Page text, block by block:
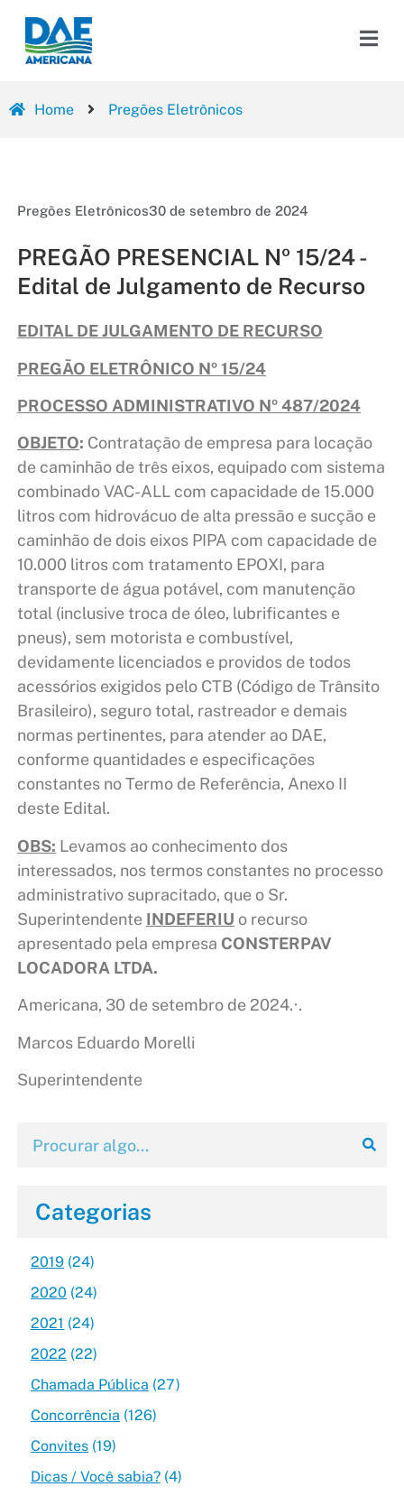
Home Pregões Eletrônicos
Pregões Eletrônicos30 de setembro de 2024
PREGÃO PRESENCIAL Nº 15/24 -
Edital de Julgamento de Recurso
EDITAL DE JULGAMENTO DE RECURSO
PREGÃO ELETRÔNICO Nº 15/24
PROCESSO ADMINISTRATIVO Nº 487/2024
OBJETO: Contratação de empresa para locação
de caminhão de três eixos, equipado com sistema
combinado VAC-ALL com capacidade de 15.000
litros com hidrovácuo de alta pressão e sucção e
caminhão de dois eixos PIPA com capacidade de
10.000 litros com tratamento EPOXI, para
transporte de água potável, com manutenção
total (inclusive troca de óleo, lubrificantes e
pneus), sem motorista e combustível,
devidamente licenciados e providos de todos
acessórios exigidos pelo CTB (Código de Trânsito
Brasileiro), seguro total, rastreador e demais
normas pertinentes, para atender ao DAE,
conforme quantidades e especificações
constantes no Termo de Referência, Anexo II
deste Edital.
OBS: Levamos ao conhecimento dos
interessados, nos termos constantes no processo
administrativo supracitado, que o Sr.
Superintendente INDEFERIU o recurso
apresentado pela empresa CONSTERPAV
LOCADORA LTDA.
Americana, 30 de setembro de 2024.·.
Marcos Eduardo Morelli
Superintendente
Categorias
2019(24)
2020 (24)
2021 (24)
2022 (22)
Chamada Pública (27)
Concorrência (126)
Convites(19)
Dicas / Você sabia?(4)